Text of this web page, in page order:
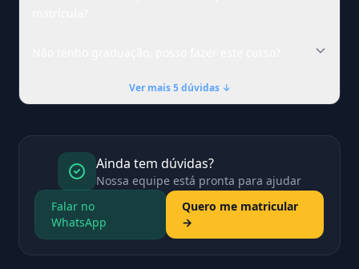
Ver mais 5 dúvidas ↓
Ainda tem dúvidas?
Nossa equipe está pronta para ajudar
Falar no
WhatsApp
Quero me matricular
→